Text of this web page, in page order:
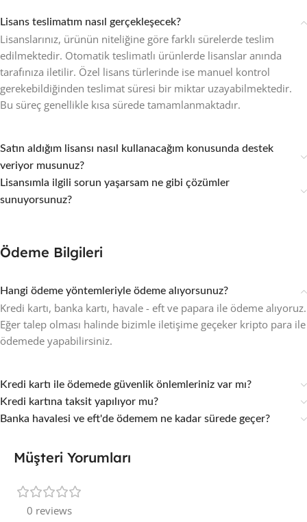
Lisans teslimatım nasıl gerçekleşecek?
Lisanslarınız, ürünün niteliğine göre farklı sürelerde teslim
edilmektedir. Otomatik teslimatlı ürünlerde lisanslar anında
tarafınıza iletilir. Özel lisans türlerinde ise manuel kontrol
gerekebildiğinden teslimat süresi bir miktar uzayabilmektedir.
Bu süreç genellikle kısa sürede tamamlanmaktadır.
Satın aldığım lisansı nasıl kullanacağım konusunda destek
veriyor musunuz?
Lisansımla ilgili sorun yaşarsam ne gibi çözümler
sunuyorsunuz?
Ödeme Bilgileri
Hangi ödeme yöntemleriyle ödeme alıyorsunuz?
Kredi kartı, banka kartı, havale - eft ve papara ile ödeme alıyoruz.
Eğer talep olması halinde bizimle iletişime geçeker kripto para ile
ödemede yapabilirsiniz.
Kredi kartı ile ödemede güvenlik önlemleriniz var mı?
Kredi kartına taksit yapılıyor mu?
Banka havalesi ve eft'de ödemem ne kadar sürede geçer?
Müşteri Yorumları
0 reviews